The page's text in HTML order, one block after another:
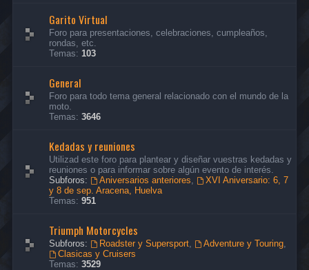
Garito Virtual
Foro para presentaciones, celebraciones, cumpleaños,
rondas, etc.
Temas: 103
General
Foro para todo tema general relacionado con el mundo de la
moto.
Temas: 3646
Kedadas y reuniones
Utilizad este foro para plantear y diseñar vuestras kedadas y
reuniones o para informar sobre algún evento de interés.
Subforos:
Aniversarios anteriores,
XVI Aniversario: 6, 7
y 8 de sep. Aracena, Huelva
Temas: 951
Triumph Motorcycles
Subforos: Roadster y Supersport, Adventure y Touring,
Clasicas y Cruisers
Temas: 3529